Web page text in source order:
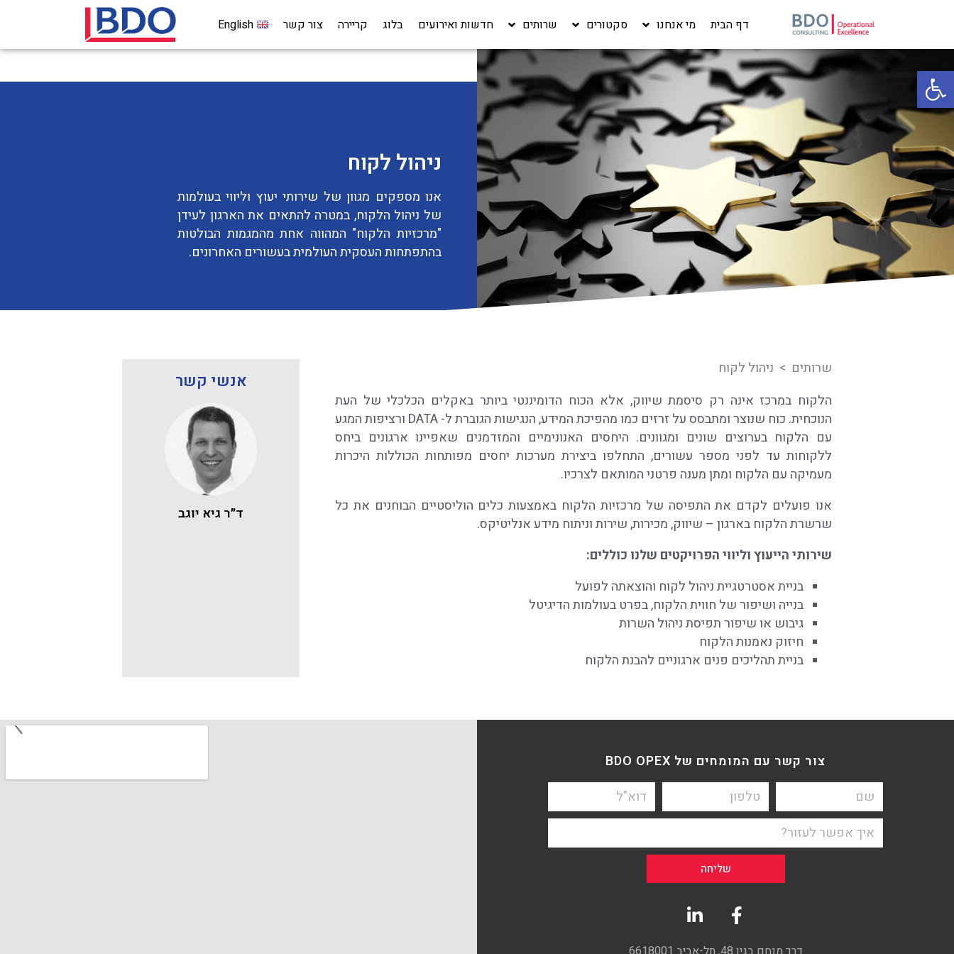
פתח סרגל נגישות
דף הבית מי אנחנו סקטורים שרותים חדשות ואירועים בלוג קריירה‎ צור קשר English
ניהול לקוח
אנו מספקים מגוון של שירותי יעוץ וליווי בעולמות
של ניהול הלקוח, במטרה להתאים את הארגון לעידן
"מרכזיות הלקוח" המהווה אחת מהמגמות הבולטות
בהתפתחות העסקית העולמית בעשורים האחרונים.
שרותים > ניהול לקוח
הלקוח במרכז אינה רק סיסמת שיווק, אלא הכוח הדומיננטי ביותר באקלים הכלכלי של העת
הנוכחית. כוח שנוצר ומתבסס על זרזים כמו מהפיכת המידע, הנגישות הגוברת ל- DATA ורציפות המגע
עם הלקוח בערוצים שונים ומגוונים. היחסים האנונימיים והמזדמנים שאפיינו ארגונים ביחס
ללקוחות עד לפני מספר עשורים, התחלפו ביצירת מערכות יחסים מפותחות הכוללות היכרות
מעמיקה עם הלקוח ומתן מענה פרטני המותאם לצרכיו.
אנו פועלים לקדם את התפיסה של מרכזיות הלקוח באמצעות כלים הוליסטיים הבוחנים את כל
שרשרת הלקוח בארגון – שיווק, מכירות, שירות וניתוח מידע אנליטיקס.
שירותי הייעוץ וליווי הפרויקטים שלנו כוללים:
בניית אסטרטגיית ניהול לקוח והוצאתה לפועל
בנייה ושיפור של חווית הלקוח, בפרט בעולמות הדיגיטל
גיבוש או שיפור תפיסת ניהול השרות
חיזוק נאמנות הלקוח
בניית תהליכים פנים ארגוניים להבנת הלקוח
אנשי קשר
ד״ר גיא יוגב
צור קשר עם המומחים של BDO OPEX
שליחה